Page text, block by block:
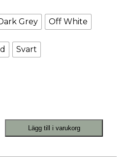
Grey Off White
Svart
Lägg till i varukorg